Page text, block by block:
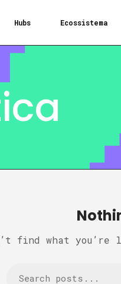
Hubs Ecossistema
find what you’re